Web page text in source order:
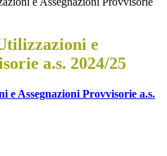
e
a.s. 2024/25
e Assegnazioni Provvisorie a.s.